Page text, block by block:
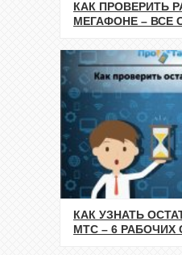
КАК ПРОВЕРИТЬ
МЕГАФОНЕ – ВСЕ
КАК УЗНАТЬ
МТС – 6